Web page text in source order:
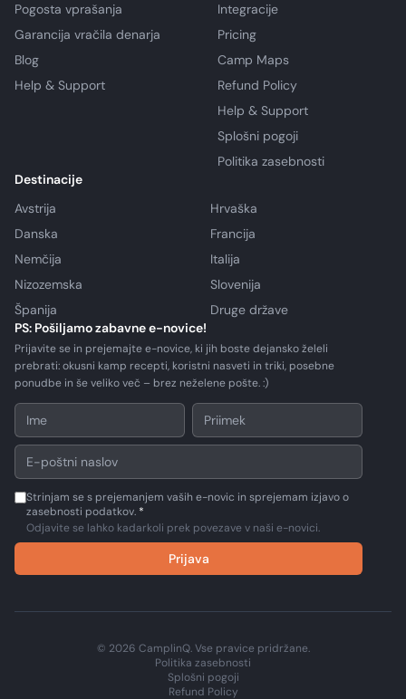
Pogosta vprašanja
Garancija vračila denarja
Blog
Help & Support
Integracije
Pricing
Camp Maps
Refund Policy
Help & Support
Splošni pogoji
Politika zasebnosti
Destinacije
Avstrija
Hrvaška
Danska
Francija
Nemčija
Italija
Nizozemska
Slovenija
Španija
Druge države
PS: Pošiljamo zabavne e-novice!
Prijavite se in prejemajte e-novice, ki jih boste dejansko želeli
prebrati: okusni kamp recepti, koristni nasveti in triki, posebne
ponudbe in še veliko več – brez neželene pošte. :)
Strinjam se s prejemanjem vaših e-novic in sprejemam izjavo o
zasebnosti podatkov. *
Odjavite se lahko kadarkoli prek povezave v naši e-novici.
Prijava
© 2026 CamplinQ. Vse pravice pridržane.
Politika zasebnosti
Splošni pogoji
Refund Policy